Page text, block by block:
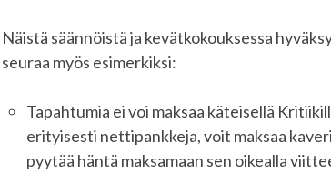
Näistä säännöistä ja kevätkokouksessa
seuraa myös esimerkiksi:
Tapahtumia ei voi maksaa käteisellä
erityisesti nettipankkeja, voit maksaa
pyytää häntä maksamaan sen oikealla